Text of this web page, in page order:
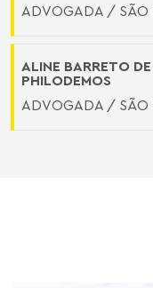
ADVOGADA / SÃO
ALINE BARRETO
PHILODEMOS
ADVOGADA / SÃO